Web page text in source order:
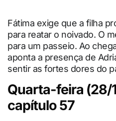
Fátima exige que a filha
para reatar o noivado. O
para um passeio. Ao
aponta a presença de
sentir as fortes dores do
Quarta-feira (28/
capítulo 57